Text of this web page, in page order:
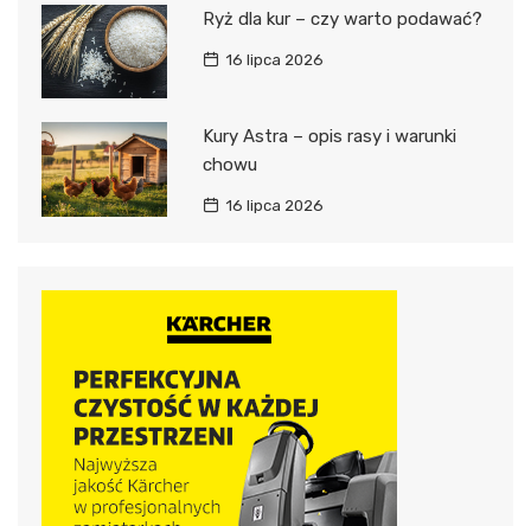
Ryż dla kur – czy warto podawać?
16 lipca 2026
Kury Astra – opis rasy i warunki
chowu
16 lipca 2026